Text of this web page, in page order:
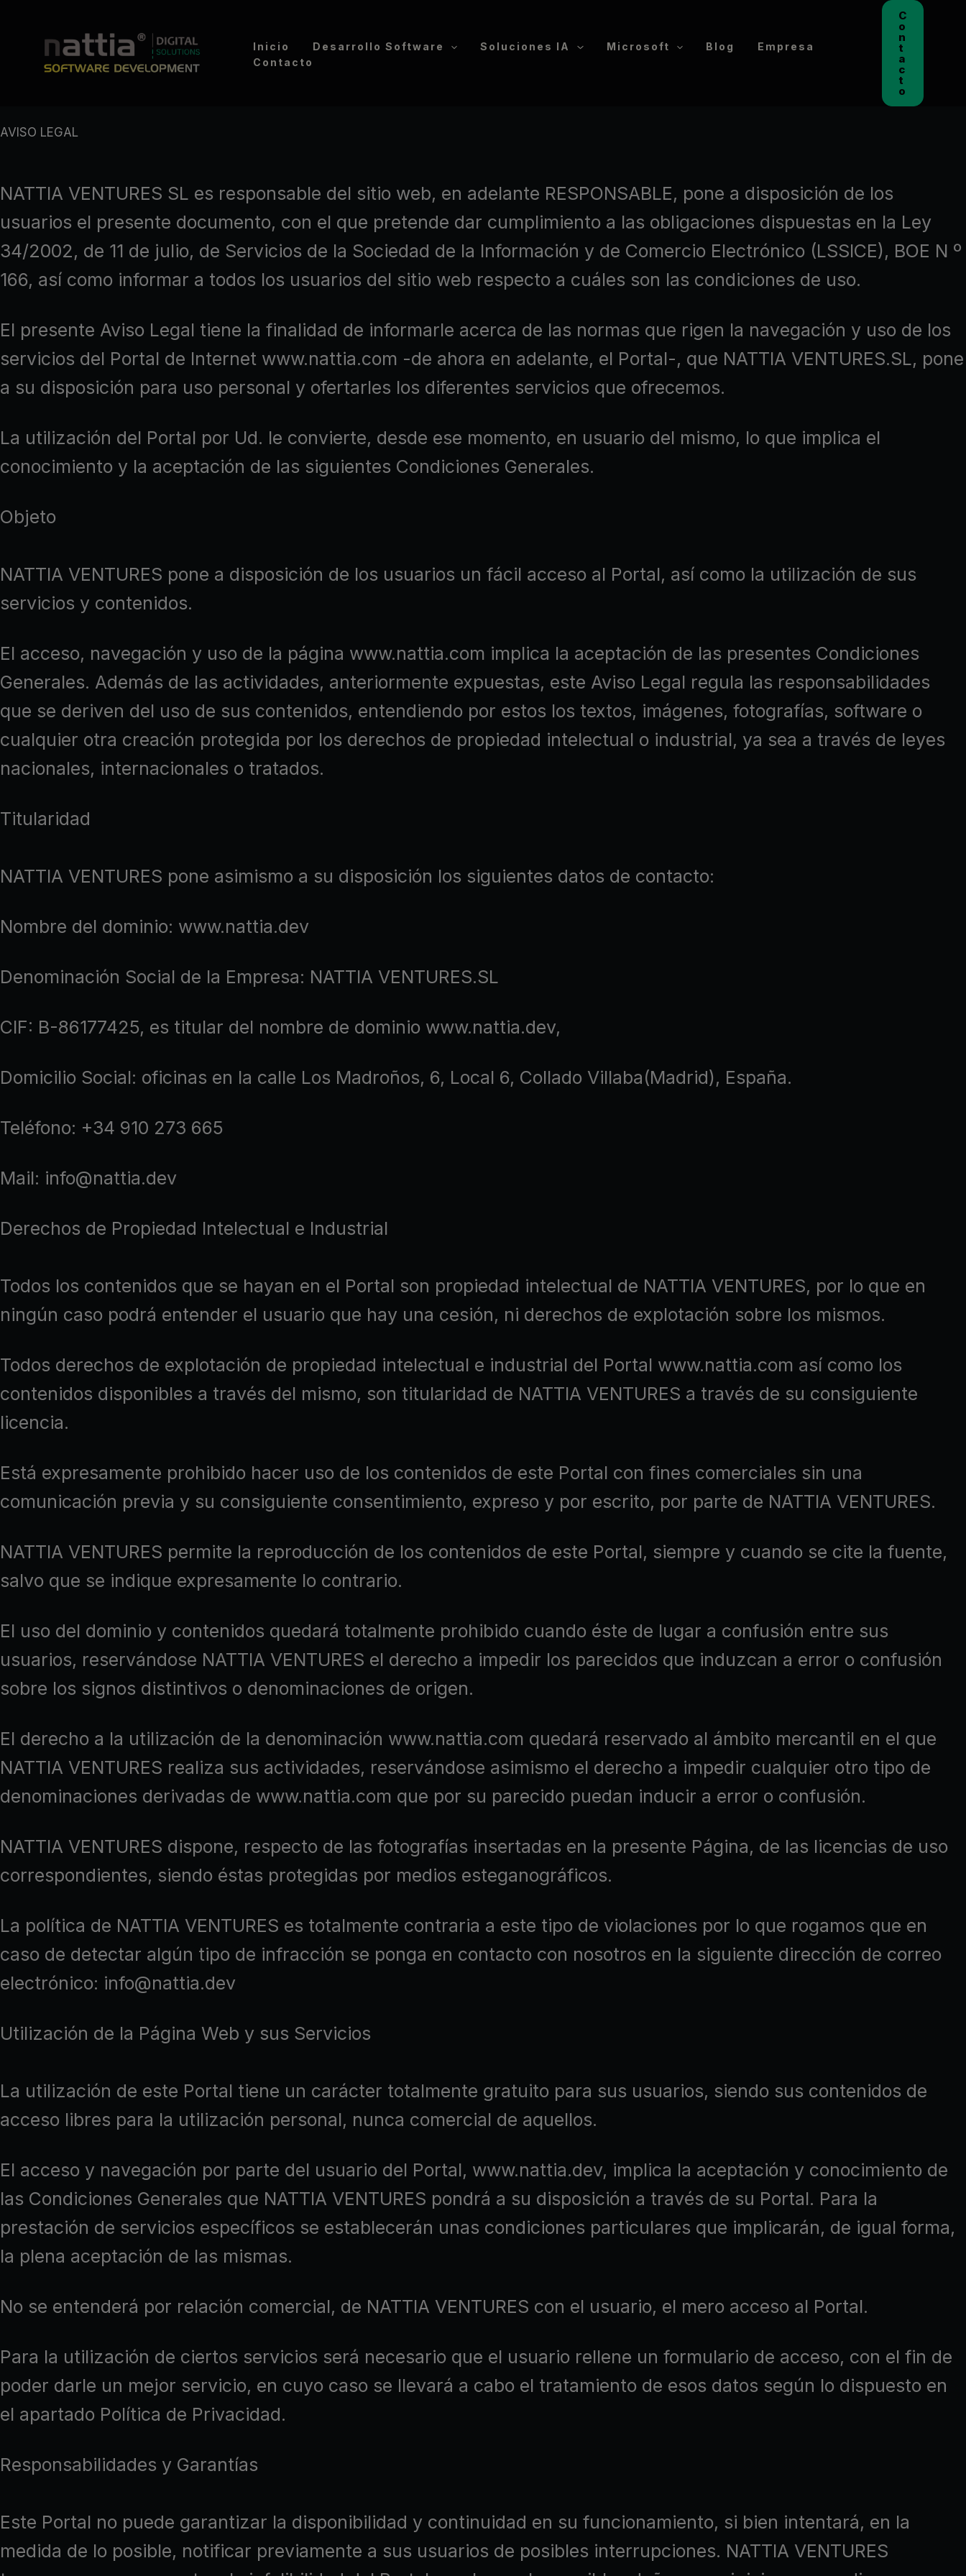
Inicio Desarrollo Software Soluciones IA Microsoft Blog
Empresa
Contacto
C
o
n
t
a
c
t
o
AVISO LEGAL
NATTIA VENTURES SL es responsable del sitio web, en adelante RESPONSABLE, pone a disposición de los
usuarios el presente documento, con el que pretende dar cumplimiento a las obligaciones dispuestas en la Ley
34/2002, de 11 de julio, de Servicios de la Sociedad de la Información y de Comercio Electrónico (LSSICE), BOE N º
166, así como informar a todos los usuarios del sitio web respecto a cuáles son las condiciones de uso.
El presente Aviso Legal tiene la finalidad de informarle acerca de las normas que rigen la navegación y uso de los
servicios del Portal de Internet www.nattia.com -de ahora en adelante, el Portal-, que NATTIA VENTURES.SL, pone
a su disposición para uso personal y ofertarles los diferentes servicios que ofrecemos.
La utilización del Portal por Ud. le convierte, desde ese momento, en usuario del mismo, lo que implica el
conocimiento y la aceptación de las siguientes Condiciones Generales.
Objeto
NATTIA VENTURES pone a disposición de los usuarios un fácil acceso al Portal, así como la utilización de sus
servicios y contenidos.
El acceso, navegación y uso de la página www.nattia.com implica la aceptación de las presentes Condiciones
Generales. Además de las actividades, anteriormente expuestas, este Aviso Legal regula las responsabilidades
que se deriven del uso de sus contenidos, entendiendo por estos los textos, imágenes, fotografías, software o
cualquier otra creación protegida por los derechos de propiedad intelectual o industrial, ya sea a través de leyes
nacionales, internacionales o tratados.
Titularidad
NATTIA VENTURES pone asimismo a su disposición los siguientes datos de contacto:
Nombre del dominio: www.nattia.dev
Denominación Social de la Empresa: NATTIA VENTURES.SL
CIF: B-86177425, es titular del nombre de dominio www.nattia.dev,
Domicilio Social: oficinas en la calle Los Madroños, 6, Local 6, Collado Villaba(Madrid), España.
Teléfono: +34 910 273 665
Mail: info@nattia.dev
Derechos de Propiedad Intelectual e Industrial
Todos los contenidos que se hayan en el Portal son propiedad intelectual de NATTIA VENTURES, por lo que en
ningún caso podrá entender el usuario que hay una cesión, ni derechos de explotación sobre los mismos.
Todos derechos de explotación de propiedad intelectual e industrial del Portal www.nattia.com así como los
contenidos disponibles a través del mismo, son titularidad de NATTIA VENTURES a través de su consiguiente
licencia.
Está expresamente prohibido hacer uso de los contenidos de este Portal con fines comerciales sin una
comunicación previa y su consiguiente consentimiento, expreso y por escrito, por parte de NATTIA VENTURES.
NATTIA VENTURES permite la reproducción de los contenidos de este Portal, siempre y cuando se cite la fuente,
salvo que se indique expresamente lo contrario.
El uso del dominio y contenidos quedará totalmente prohibido cuando éste de lugar a confusión entre sus
usuarios, reservándose NATTIA VENTURES el derecho a impedir los parecidos que induzcan a error o confusión
sobre los signos distintivos o denominaciones de origen.
El derecho a la utilización de la denominación www.nattia.com quedará reservado al ámbito mercantil en el que
NATTIA VENTURES realiza sus actividades, reservándose asimismo el derecho a impedir cualquier otro tipo de
denominaciones derivadas de www.nattia.com que por su parecido puedan inducir a error o confusión.
NATTIA VENTURES dispone, respecto de las fotografías insertadas en la presente Página, de las licencias de uso
correspondientes, siendo éstas protegidas por medios esteganográficos.
La política de NATTIA VENTURES es totalmente contraria a este tipo de violaciones por lo que rogamos que en
caso de detectar algún tipo de infracción se ponga en contacto con nosotros en la siguiente dirección de correo
electrónico: info@nattia.dev
Utilización de la Página Web y sus Servicios
La utilización de este Portal tiene un carácter totalmente gratuito para sus usuarios, siendo sus contenidos de
acceso libres para la utilización personal, nunca comercial de aquellos.
El acceso y navegación por parte del usuario del Portal, www.nattia.dev, implica la aceptación y conocimiento de
las Condiciones Generales que NATTIA VENTURES pondrá a su disposición a través de su Portal. Para la
prestación de servicios específicos se establecerán unas condiciones particulares que implicarán, de igual forma,
la plena aceptación de las mismas.
No se entenderá por relación comercial, de NATTIA VENTURES con el usuario, el mero acceso al Portal.
Para la utilización de ciertos servicios será necesario que el usuario rellene un formulario de acceso, con el fin de
poder darle un mejor servicio, en cuyo caso se llevará a cabo el tratamiento de esos datos según lo dispuesto en
el apartado Política de Privacidad.
Responsabilidades y Garantías
Este Portal no puede garantizar la disponibilidad y continuidad en su funcionamiento, si bien intentará, en la
medida de lo posible, notificar previamente a sus usuarios de posibles interrupciones. NATTIA VENTURES